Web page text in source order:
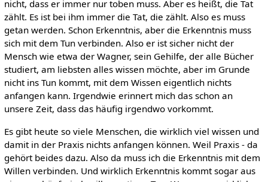
nicht, dass er immer nur toben muss. Aber es heißt, die Tat
zählt. Es ist bei ihm immer die Tat, die zählt. Also es muss
getan werden. Schon Erkenntnis, aber die Erkenntnis muss
sich mit dem Tun verbinden. Also er ist sicher nicht der
Mensch wie etwa der Wagner, sein Gehilfe, der alle Bücher
studiert, am liebsten alles wissen möchte, aber im Grunde
nicht ins Tun kommt, mit dem Wissen eigentlich nichts
anfangen kann. Irgendwie erinnert mich das schon an
unsere Zeit, dass das häufig irgendwo vorkommt.
Es gibt heute so viele Menschen, die wirklich viel wissen und
damit in der Praxis nichts anfangen können. Weil Praxis - da
gehört beides dazu. Also da muss ich die Erkenntnis mit dem
Willen verbinden. Und wirklich Erkenntnis kommt sogar aus